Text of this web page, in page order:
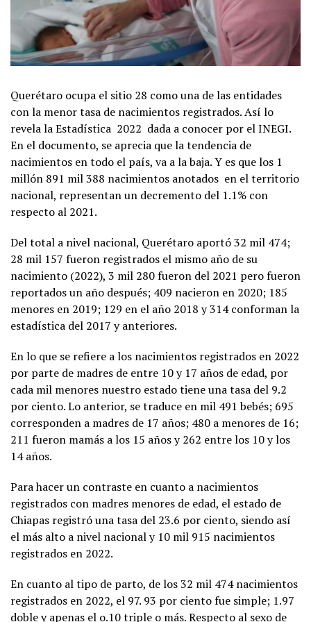
Querétaro ocupa el sitio 28 como una de las entidades
con la menor tasa de nacimientos registrados. Así lo
revela la Estadística 2022 dada a conocer por el INEGI.
En el documento, se aprecia que la tendencia de
nacimientos en todo el país, va a la baja. Y es que los 1
millón 891 mil 388 nacimientos anotados en el territorio
nacional, representan un decremento del 1.1% con
respecto al 2021.
Del total a nivel nacional, Querétaro aportó 32 mil 474;
28 mil 157 fueron registrados el mismo año de su
nacimiento (2022), 3 mil 280 fueron del 2021 pero fueron
reportados un año después; 409 nacieron en 2020; 185
menores en 2019; 129 en el año 2018 y 314 conforman la
estadística del 2017 y anteriores.
En lo que se refiere a los nacimientos registrados en 2022
por parte de madres de entre 10 y 17 años de edad, por
cada mil menores nuestro estado tiene una tasa del 9.2
por ciento. Lo anterior, se traduce en mil 491 bebés; 695
corresponden a madres de 17 años; 480 a menores de 16;
211 fueron mamás a los 15 años y 262 entre los 10 y los
14 años.
Para hacer un contraste en cuanto a nacimientos
registrados con madres menores de edad, el estado de
Chiapas registró una tasa del 23.6 por ciento, siendo así
el más alto a nivel nacional y 10 mil 915 nacimientos
registrados en 2022.
En cuanto al tipo de parto, de los 32 mil 474 nacimientos
registrados en 2022, el 97. 93 por ciento fue simple; 1.97
doble y apenas el o.10 triple o más. Respecto al sexo de